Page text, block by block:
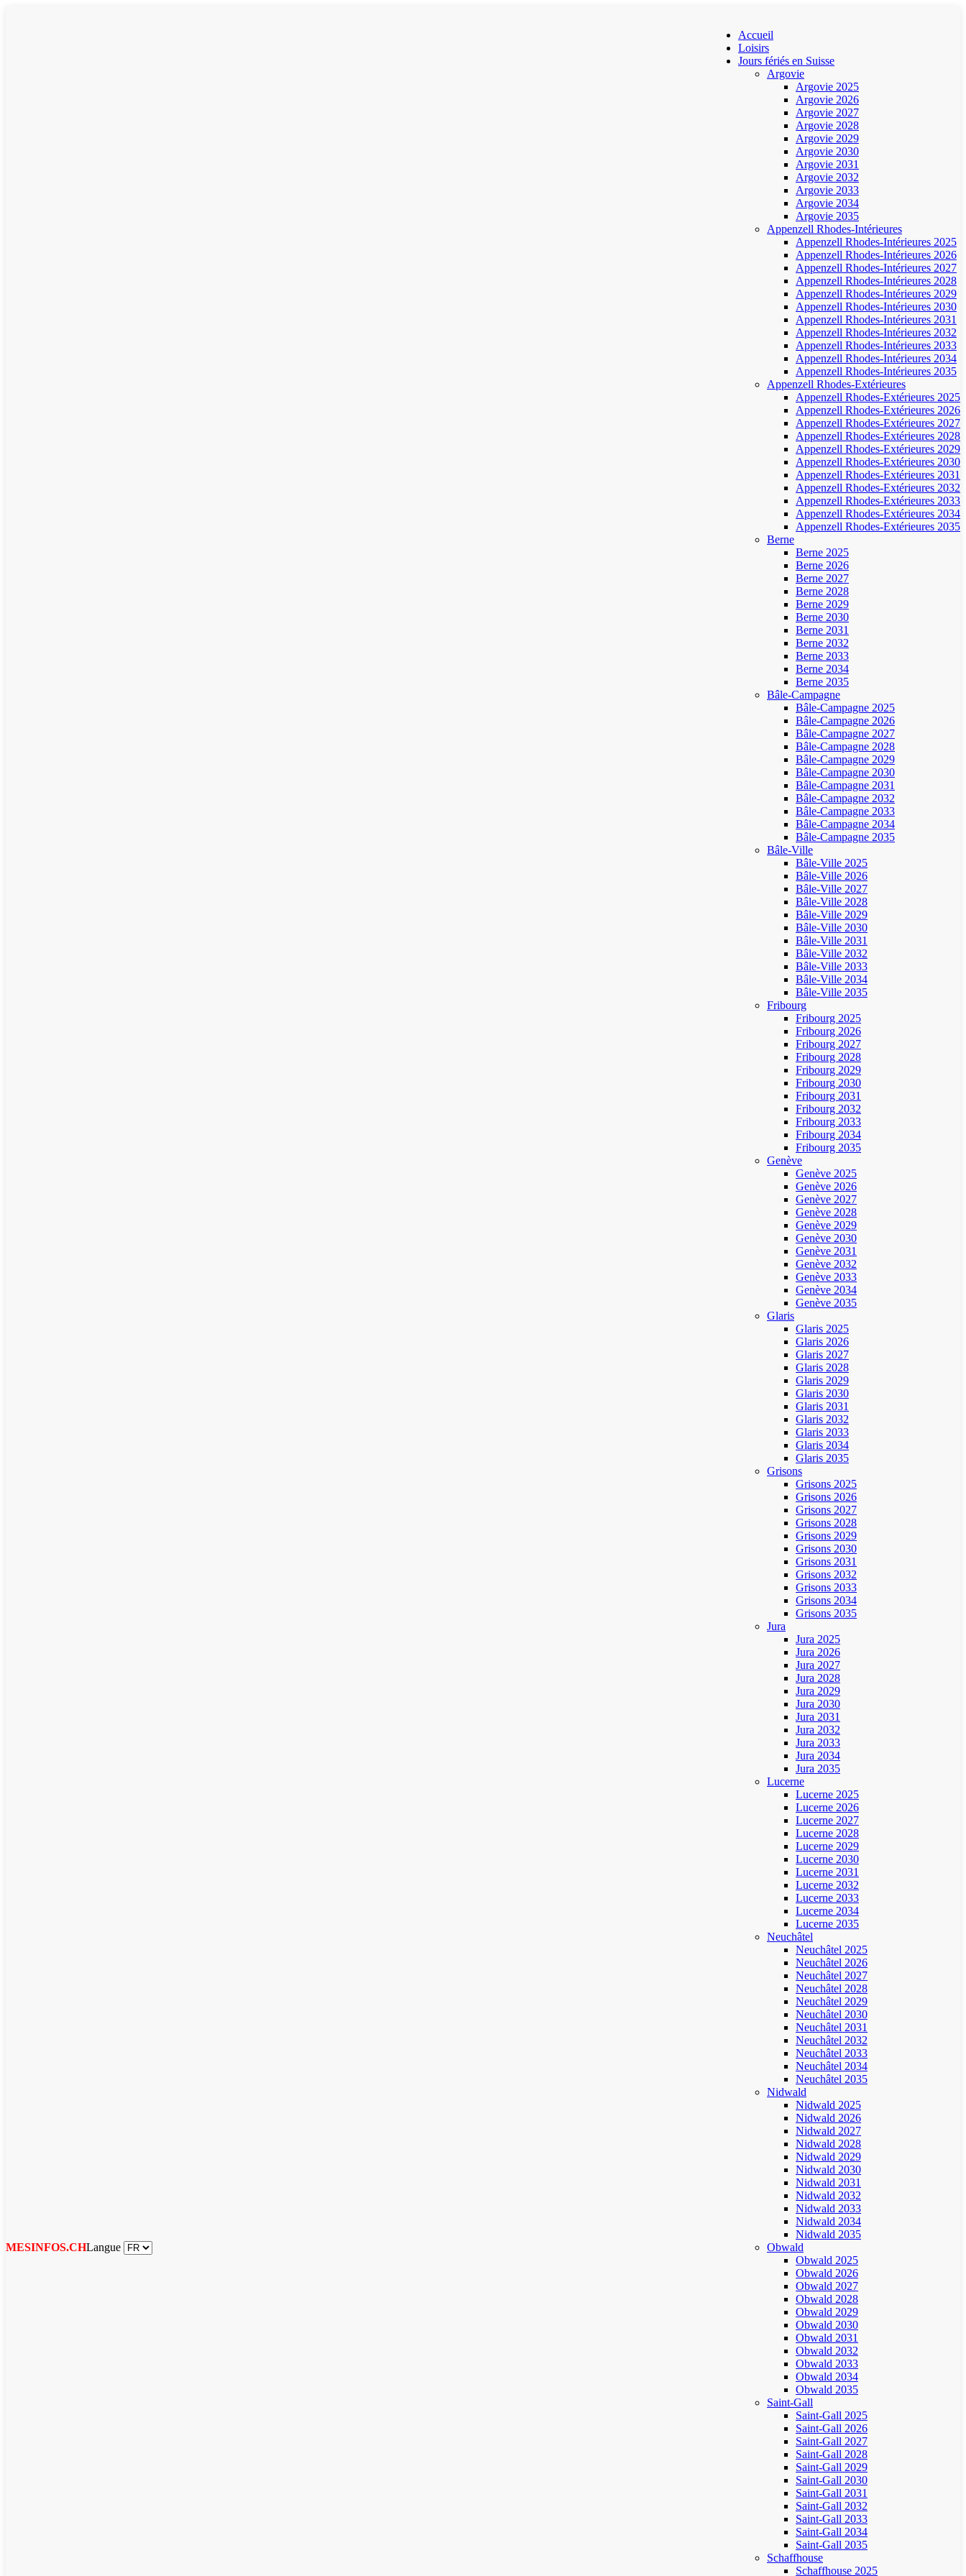
MESINFOS.CHLangue
Accueil
Loisirs
Jours fériés en Suisse
Argovie
Argovie 2025
Argovie 2026
Argovie 2027
Argovie 2028
Argovie 2029
Argovie 2030
Argovie 2031
Argovie 2032
Argovie 2033
Argovie 2034
Argovie 2035
Appenzell Rhodes-Intérieures
Appenzell Rhodes-Intérieures 2025
Appenzell Rhodes-Intérieures 2026
Appenzell Rhodes-Intérieures 2027
Appenzell Rhodes-Intérieures 2028
Appenzell Rhodes-Intérieures 2029
Appenzell Rhodes-Intérieures 2030
Appenzell Rhodes-Intérieures 2031
Appenzell Rhodes-Intérieures 2032
Appenzell Rhodes-Intérieures 2033
Appenzell Rhodes-Intérieures 2034
Appenzell Rhodes-Intérieures 2035
Appenzell Rhodes-Extérieures
Appenzell Rhodes-Extérieures 2025
Appenzell Rhodes-Extérieures 2026
Appenzell Rhodes-Extérieures 2027
Appenzell Rhodes-Extérieures 2028
Appenzell Rhodes-Extérieures 2029
Appenzell Rhodes-Extérieures 2030
Appenzell Rhodes-Extérieures 2031
Appenzell Rhodes-Extérieures 2032
Appenzell Rhodes-Extérieures 2033
Appenzell Rhodes-Extérieures 2034
Appenzell Rhodes-Extérieures 2035
Berne
Berne 2025
Berne 2026
Berne 2027
Berne 2028
Berne 2029
Berne 2030
Berne 2031
Berne 2032
Berne 2033
Berne 2034
Berne 2035
Bâle-Campagne
Bâle-Campagne 2025
Bâle-Campagne 2026
Bâle-Campagne 2027
Bâle-Campagne 2028
Bâle-Campagne 2029
Bâle-Campagne 2030
Bâle-Campagne 2031
Bâle-Campagne 2032
Bâle-Campagne 2033
Bâle-Campagne 2034
Bâle-Campagne 2035
Bâle-Ville
Bâle-Ville 2025
Bâle-Ville 2026
Bâle-Ville 2027
Bâle-Ville 2028
Bâle-Ville 2029
Bâle-Ville 2030
Bâle-Ville 2031
Bâle-Ville 2032
Bâle-Ville 2033
Bâle-Ville 2034
Bâle-Ville 2035
Fribourg
Fribourg 2025
Fribourg 2026
Fribourg 2027
Fribourg 2028
Fribourg 2029
Fribourg 2030
Fribourg 2031
Fribourg 2032
Fribourg 2033
Fribourg 2034
Fribourg 2035
Genève
Genève 2025
Genève 2026
Genève 2027
Genève 2028
Genève 2029
Genève 2030
Genève 2031
Genève 2032
Genève 2033
Genève 2034
Genève 2035
Glaris
Glaris 2025
Glaris 2026
Glaris 2027
Glaris 2028
Glaris 2029
Glaris 2030
Glaris 2031
Glaris 2032
Glaris 2033
Glaris 2034
Glaris 2035
Grisons
Grisons 2025
Grisons 2026
Grisons 2027
Grisons 2028
Grisons 2029
Grisons 2030
Grisons 2031
Grisons 2032
Grisons 2033
Grisons 2034
Grisons 2035
Jura
Jura 2025
Jura 2026
Jura 2027
Jura 2028
Jura 2029
Jura 2030
Jura 2031
Jura 2032
Jura 2033
Jura 2034
Jura 2035
Lucerne
Lucerne 2025
Lucerne 2026
Lucerne 2027
Lucerne 2028
Lucerne 2029
Lucerne 2030
Lucerne 2031
Lucerne 2032
Lucerne 2033
Lucerne 2034
Lucerne 2035
Neuchâtel
Neuchâtel 2025
Neuchâtel 2026
Neuchâtel 2027
Neuchâtel 2028
Neuchâtel 2029
Neuchâtel 2030
Neuchâtel 2031
Neuchâtel 2032
Neuchâtel 2033
Neuchâtel 2034
Neuchâtel 2035
Nidwald
Nidwald 2025
Nidwald 2026
Nidwald 2027
Nidwald 2028
Nidwald 2029
Nidwald 2030
Nidwald 2031
Nidwald 2032
Nidwald 2033
Nidwald 2034
Nidwald 2035
Obwald
Obwald 2025
Obwald 2026
Obwald 2027
Obwald 2028
Obwald 2029
Obwald 2030
Obwald 2031
Obwald 2032
Obwald 2033
Obwald 2034
Obwald 2035
Saint-Gall
Saint-Gall 2025
Saint-Gall 2026
Saint-Gall 2027
Saint-Gall 2028
Saint-Gall 2029
Saint-Gall 2030
Saint-Gall 2031
Saint-Gall 2032
Saint-Gall 2033
Saint-Gall 2034
Saint-Gall 2035
Schaffhouse
Schaffhouse 2025